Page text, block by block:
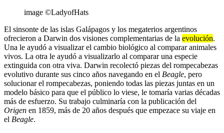
image ©LadyofHats
El sinsonte de las islas Galápagos y los megaterios argentinos
ofrecieron a Darwin dos visiones complementarias de la evolución.
Una le ayudó a visualizar el cambio biológico al comparar animales
vivos. La otra le ayudó a visualizarlo al comparar una especie
extinguida con otra viva. Darwin recolectó piezas del rompecabezas
evolutivo durante sus cinco años navegando en el Beagle, pero
solucionar el rompecabezas, poniendo todas las piezas juntas en un
modelo básico para que el público lo viese, le tomaría varias décadas
más de esfuerzo. Su trabajo culminaría con la publicación del
Origen en 1859, más de 20 años después que empezace su viaje en
el Beagle.